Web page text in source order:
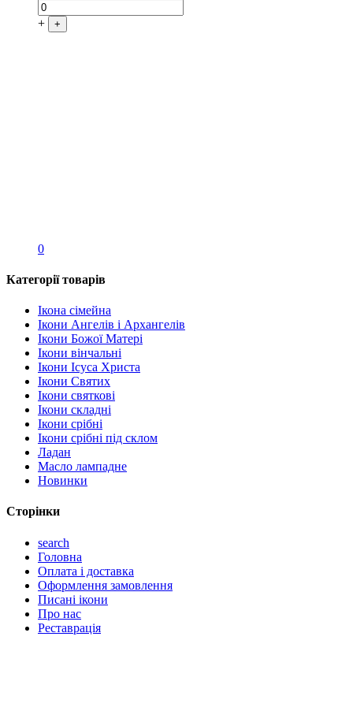
+ +
0
Категорії товарів
Ікона сімейна
Ікони Ангелів і Архангелів
Ікони Божої Матері
Ікони вінчальні
Ікони Ісуса Христа
Ікони Святих
Ікони святкові
Ікони складні
Ікони срібні
Ікони срібні під склом
Ладан
Масло лампадне
Новинки
Сторінки
search
Головна
Оплата і доставка
Оформлення замовлення
Писані ікони
Про нас
Реставрація